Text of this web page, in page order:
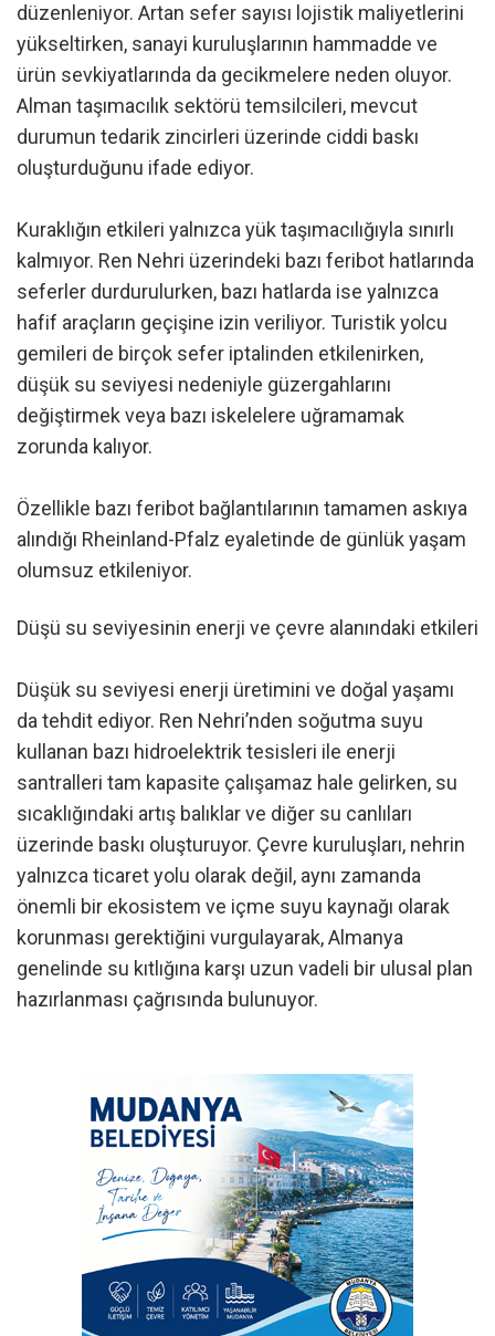
düzenleniyor. Artan sefer sayısı lojistik maliyetlerini
yükseltirken, sanayi kuruluşlarının hammadde ve
ürün sevkiyatlarında da gecikmelere neden oluyor.
Alman taşımacılık sektörü temsilcileri, mevcut
durumun tedarik zincirleri üzerinde ciddi baskı
oluşturduğunu ifade ediyor.
Kuraklığın etkileri yalnızca yük taşımacılığıyla sınırlı
kalmıyor. Ren Nehri üzerindeki bazı feribot hatlarında
seferler durdurulurken, bazı hatlarda ise yalnızca
hafif araçların geçişine izin veriliyor. Turistik yolcu
gemileri de birçok sefer iptalinden etkilenirken,
düşük su seviyesi nedeniyle güzergahlarını
değiştirmek veya bazı iskelelere uğramamak
zorunda kalıyor.
Özellikle bazı feribot bağlantılarının tamamen askıya
alındığı Rheinland-Pfalz eyaletinde de günlük yaşam
olumsuz etkileniyor.
Düşü su seviyesinin enerji ve çevre alanındaki etkileri
Düşük su seviyesi enerji üretimini ve doğal yaşamı
da tehdit ediyor. Ren Nehri’nden soğutma suyu
kullanan bazı hidroelektrik tesisleri ile enerji
santralleri tam kapasite çalışamaz hale gelirken, su
sıcaklığındaki artış balıklar ve diğer su canlıları
üzerinde baskı oluşturuyor. Çevre kuruluşları, nehrin
yalnızca ticaret yolu olarak değil, aynı zamanda
önemli bir ekosistem ve içme suyu kaynağı olarak
korunması gerektiğini vurgulayarak, Almanya
genelinde su kıtlığına karşı uzun vadeli bir ulusal plan
hazırlanması çağrısında bulunuyor.